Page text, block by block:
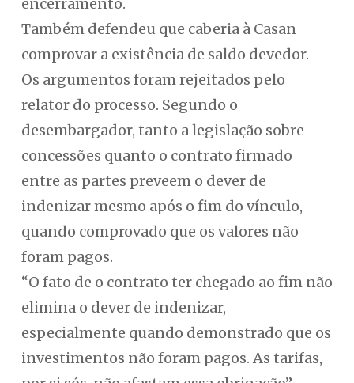
Também defendeu que caberia à Casan
comprovar a existência de saldo devedor.
Os argumentos foram rejeitados pelo
relator do processo. Segundo o
desembargador, tanto a legislação sobre
concessões quanto o contrato firmado
entre as partes preveem o dever de
indenizar mesmo após o fim do vínculo,
quando comprovado que os valores não
foram pagos.
“O fato de o contrato ter chegado ao fim não
elimina o dever de indenizar,
especialmente quando demonstrado que os
investimentos não foram pagos. As tarifas,